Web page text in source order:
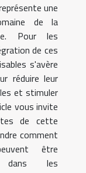
une
de la
Pour les
de ces
s'avère
réduire leur
et stimuler
vous invite
de cette
comment
être
dans les